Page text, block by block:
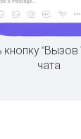
кнопку
чата